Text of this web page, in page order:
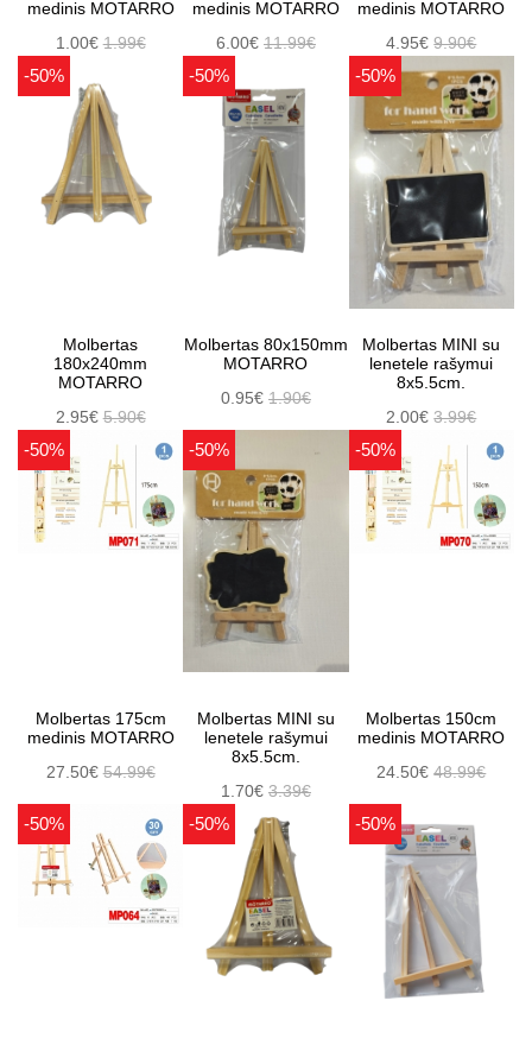
medinis MOTARRO
1.00€1.99€
medinis MOTARRO
6.00€ 11.99€
medinis MOTARRO
4.95€9.90€
-50%
Molbertas
180x240mm
MOTARRO
2.95€5.90€
-50%
Molbertas 80x150mm
MOTARRO
0.95€ 1.90€
-50%
Molbertas MINI su
lenetele rašymui
8x5.5cm.
2.00€3.99€
-50%
Molbertas 175cm
medinis MOTARRO
27.50€54.99€
-50%
Molbertas MINI su
lenetele rašymui
8x5.5cm.
1.70€ 3.39€
-50%
Molbertas 150cm
medinis MOTARRO
24.50€48.99€
-50% -50% -50%